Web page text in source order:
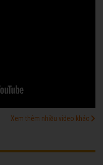
Xem thêm nhiều video khác